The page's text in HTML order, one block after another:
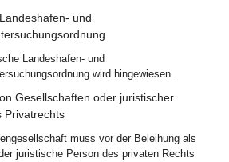
und
Landeshafen- und
wird hingewiesen.
Gesellschaften oder juristischer
Privatrechts
muss vor der Beleihung als
juristische Person des privaten Rechts